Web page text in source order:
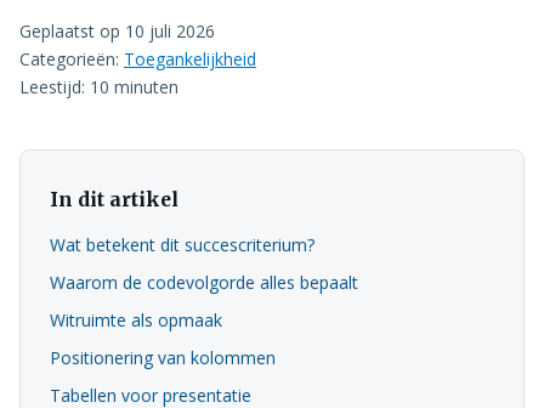
Geplaatst op 10 juli 2026
Categorieën: Toegankelijkheid
Leestijd: 10 minuten
In dit artikel
Wat betekent dit succescriterium?
Waarom de codevolgorde alles bepaalt
Witruimte als opmaak
Positionering van kolommen
Tabellen voor presentatie